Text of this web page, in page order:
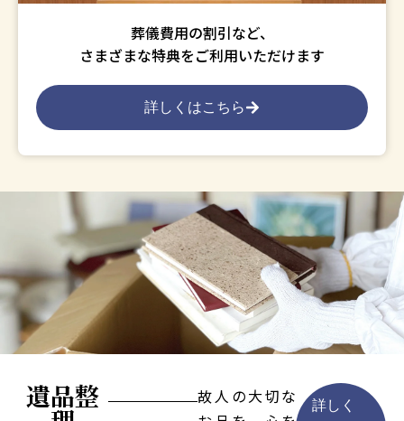
葬儀費用の割引など、
さまざまな特典をご利用いただけます
詳しくはこちら
遺品整
故人の大切な
詳しく